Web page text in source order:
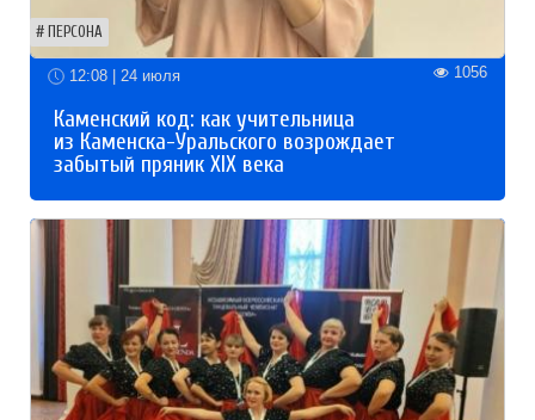
ПЕРСОНА
12:08 | 24 июля 1056
Каменский код: как учительница
из Каменска-Уральского возрождает
забытый пряник XIX века